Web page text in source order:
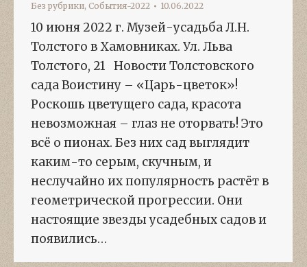
Без рубрики, События-2022 10.06.2022
10 июня 2022 г. Музей-усадьба Л.Н.
Толстого в Хамовниках. Ул. Льва
Толстого, 21 Новости Толстовского
сада Воистину – «Царь-цветок»!
Роскошь цветущего сада, красота
невозможная – глаз не оторвать! Это
всё о пионах. Без них сад выглядит
каким-то серым, скучным, и
неслучайно их популярность растёт в
геометрической прогрессии. Они
настоящие звезды усадебных садов и
появились…